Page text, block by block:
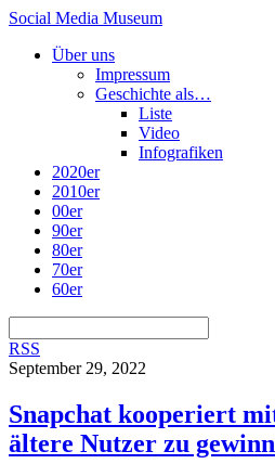
Social Media Museum
Über uns
Impressum
Geschichte als…
Liste
Video
Infografiken
2020er
2010er
00er
90er
80er
70er
60er
RSS
September 29, 2022
Snapchat kooperiert
ältere Nutzer zu